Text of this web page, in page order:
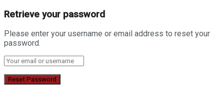
Retrieve your password
Please enter your username or email address to reset your
password.